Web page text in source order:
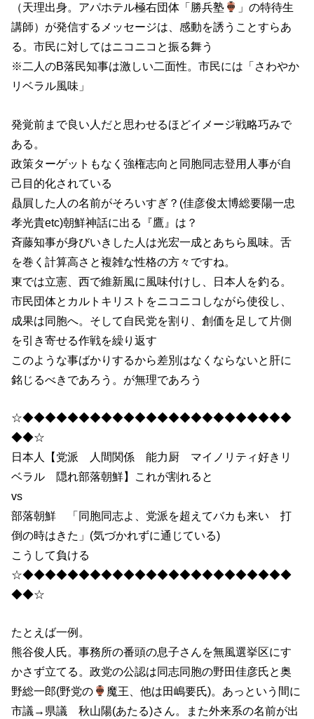
（天理出身。アパホテル極右団体「勝兵塾
」の特待生
講師）が発信するメッセージは、感動を誘うことすらあ
る。市民に対してはニコニコと振る舞う
※二人のB落民知事は激しい二面性。市民には「さわやか
リベラル風味」
発覚前まで良い人だと思わせるほどイメージ戦略巧みで
ある。
政策ターゲットもなく強権志向と同胞同志登用人事が自
己目的化されている
贔屓した人の名前がそろいすぎ？(佳彦俊太博総要陽一忠
孝光貴etc)朝鮮神話に出る『鷹』は？
斉藤知事が身びいきした人は光宏一成とあちら風味。舌
を巻く計算高さと複雑な性格の方々ですね。
東では立憲、西で維新風に風味付けし、日本人を釣る。
市民団体とカルトキリストをニコニコしながら使役し、
成果は同胞へ。そして自民党を割り、創価を足して片側
を引き寄せる作戦を繰り返す
このような事ばかりするから差別はなくならないと肝に
銘じるべきであろう。が無理であろう
☆◆◆◆◆◆◆◆◆◆◆◆◆◆◆◆◆◆◆◆◆◆◆◆◆
◆◆☆
日本人【党派 人間関係 能力厨 マイノリティ好きリ
ベラル 隠れ部落朝鮮】これが割れると
vs
部落朝鮮 「同胞同志よ、党派を超えてバカも来い 打
倒の時はきた」(気づかれずに通じている)
こうして負ける
☆◆◆◆◆◆◆◆◆◆◆◆◆◆◆◆◆◆◆◆◆◆◆◆◆
◆◆☆
たとえば一例。
熊谷俊人氏。事務所の番頭の息子さんを無風選挙区にす
かさず立てる。政党の公認は同志同胞の野田佳彦氏と奥
野総一郎(野党の
魔王、他は田嶋要氏)。あっという間に
市議→県議 秋山陽(あたる)さん。また外来系の名前が出